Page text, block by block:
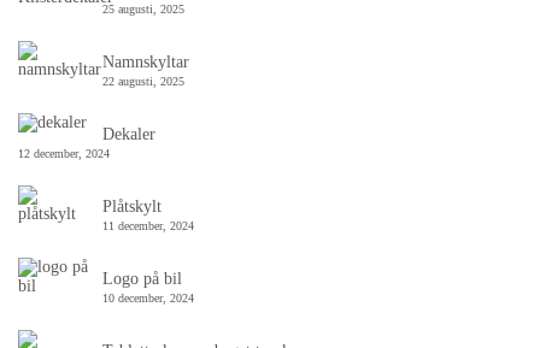
25 augusti, 2025
Namnskyltar
22 augusti, 2025
Dekaler
12 december, 2024
Plåtskylt
11 december, 2024
Logo på bil
10 december, 2024